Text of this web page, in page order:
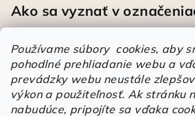
Používame súbory cookies, aby
pohodlné prehliadanie webu a
prevádzky webu neustále
výkon a použiteľnosť. Ak stránku
nabudúce, pripojíte sa vďaka
Ako sa vyznať v
Heureka